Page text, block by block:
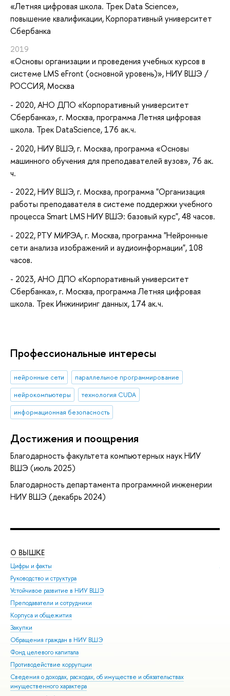
«Летняя цифровая школа. Трек Data Science»,
повышение квалификации, Корпоративный университет
Сбербанка
2019
«Основы организации и проведения учебных курсов в
системе LMS eFront (основной уровень)», НИУ ВШЭ /
РОССИЯ, Москва
- 2020, АНО ДПО «Корпоративный университет
Сбербанка», г. Москва, программа Летняя цифровая
школа. Трек DataScience, 176 ак.ч.
- 2020, НИУ ВШЭ, г. Москва, программа «Основы
машинного обучения для преподавателей вузов», 76 ак.
ч.
- 2022, НИУ ВШЭ, г. Москва, программа "Организация
работы преподавателя в системе поддержки учебного
процесса Smart LMS НИУ ВШЭ: базовый курс", 48 часов.
- 2022, РТУ МИРЭА, г. Москва, программа "Нейронные
сети анализа изображений и аудиоинформации", 108
часов.
- 2023, АНО ДПО «Корпоративный университет
Сбербанка», г. Москва, программа Летняя цифровая
школа. Трек Инжиниринг данных, 174 ак.ч.
Профессиональные интересы
нейронные сети
параллельное программирование
нейрокомпьютеры
технология CUDA
информационная безопасность
Достижения и поощрения
Благодарность факультета компьютерных наук НИУ
ВШЭ (июль 2025)
Благодарность департамента программной инженерии
НИУ ВШЭ (декабрь 2024)
О ВЫШКЕ
Цифры и факты
Руководство и структура
Устойчивое развитие в НИУ ВШЭ
Преподаватели и сотрудники
Корпуса и общежития
Закупки
Обращения граждан в НИУ ВШЭ
Фонд целевого капитала
Противодействие коррупции
Сведения о доходах, расходах, об имуществе и обязательствах
имущественного характера